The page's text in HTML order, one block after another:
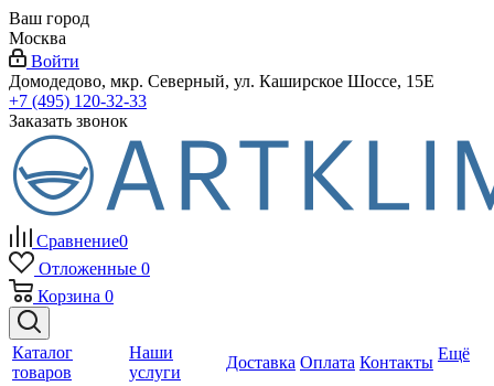
Ваш город
Москва
Войти
Домодедово, мкр. Северный, ул. Каширское Шоссе, 15Е
+7 (495) 120-32-33
Заказать звонок
Сравнение0
Отложенные 0
Корзина 0
Каталог
товаров
Наши
услуги
Доставка Оплата Контакты Ещё